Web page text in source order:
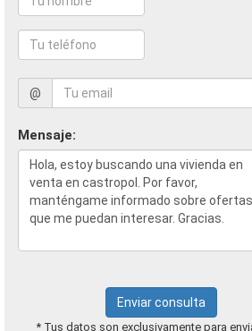
@
Mensaje:
Enviar consulta
* Tus datos son exclusivamente para